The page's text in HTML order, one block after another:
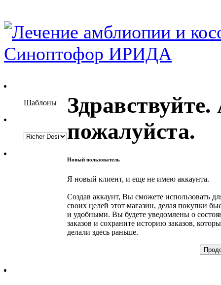
Шаблоны
пожалуйста.
Новый пользователь
Я новый клиент, и еще не имею аккаунта.
Создав аккаунт, Вы сможете использовать
своих целей этот магазин, делая покупки
и удобными. Вы будете уведомлены о
заказов и сохраните историю заказов,
делали здесь раньше.